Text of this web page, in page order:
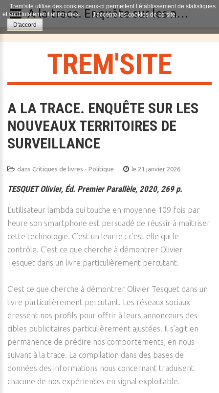
TREM'SITE
A LA TRACE. ENQUÊTE SUR LES
NOUVEAUX TERRITOIRES DE
SURVEILLANCE
dans Critiques de livres - Politique le 21 janvier 2026
TESQUET Olivier, Éd. Premier Parallèle, 2020, 269 p.
L’utilisateur lambda qui touche en moyenne 109 fois par
heure son smartphone est persuadé de réussir à maîtriser
cette technologie. C’est un leurre : c’est elle qui le
contrôle. C’est ce que cherche à démontrer Olivier
Tesquet dans un livre particulièrement percutant.
C’est ce que cherche à démontrer Olivier Tesquet dans un
livre particulièrement percutant. Les réseaux sociaux
dressent nos profils pour offrir à leurs annonceurs des
cibles publicitaires particulièrement ajustées. Il s’agit en
permanence de prédire nos comportements, en nous
suivant à la trace. La compilation dans des bases de
données des informations nous concernant traduisent
chacune de nos expériences en signal exploitable.
Trem'site utilise des cookies ceux-ci permettent l’établissement de statistiques
et sont totalement anonymes.
J'accepte les cookies de ce site.
D'accord
A la trace. Enquête sur les nouveaux territoires de surveillance